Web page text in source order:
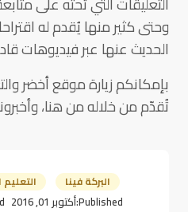
وحتى كثير منها يُقدم له
الحديث عنها عبر فيديوهات
بإمكانكم زيارة موقع أخضر
تُقدّم من خلاله من هنا،
البركة فينا التعليم
Published:أكتوبر 01, 2016